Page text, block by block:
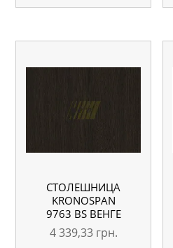
СТОЛЕШНИЦА
KRONOSPAN
9763 BS ВЕНГЕ
ЛУИЗИАНА
4100X600X38 ММ
4 339,33 грн.